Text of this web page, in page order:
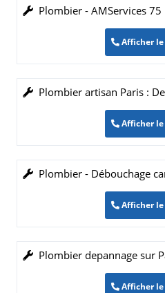
Plombier - AMServices 75
Afficher
Plombier artisan Paris :
Afficher
Plombier - Débouchage
Afficher
Plombier depannage sur
Afficher